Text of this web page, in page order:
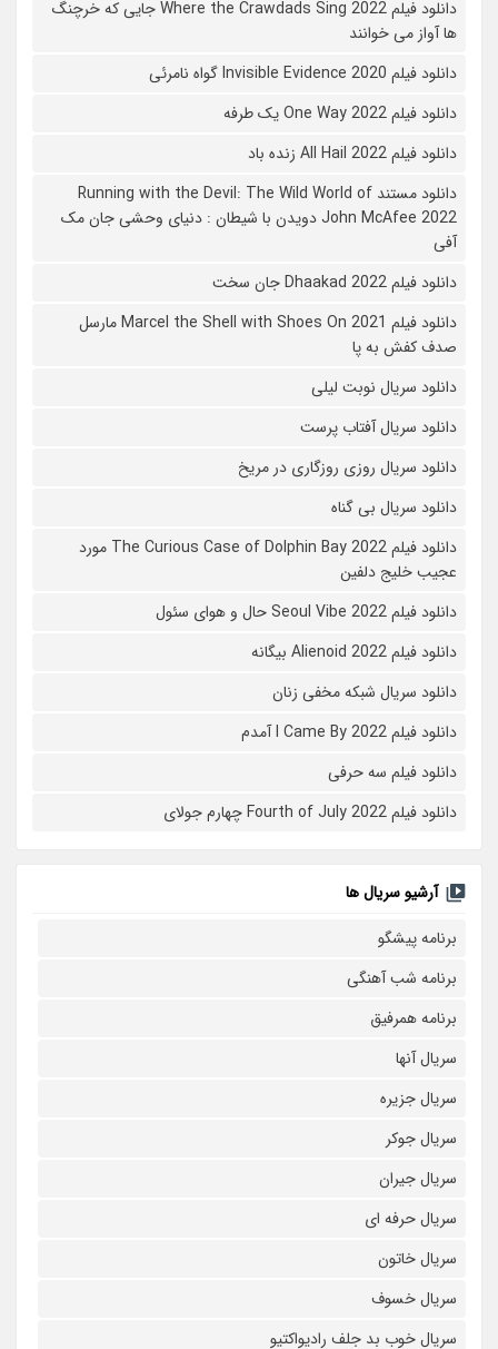
دانلود فیلم Where the Crawdads Sing 2022 جایی که خرچنگ
ها آواز می خوانند
دانلود فیلم 2020 Invisible Evidence گواه نامرئی
دانلود فیلم One Way 2022 یک طرفه
دانلود فیلم All Hail 2022 زنده باد
دانلود مستند Running with the Devil: The Wild World of
John McAfee 2022 دویدن با شیطان : دنیای وحشی جان مک
آفی
دانلود فیلم Dhaakad 2022 جان سخت
دانلود فیلم Marcel the Shell with Shoes On 2021 مارسل
صدف کفش به پا
دانلود سریال نوبت لیلی
دانلود سریال آفتاب پرست
دانلود سریال روزی روزگاری در مریخ
دانلود سریال بی گناه
دانلود فیلم The Curious Case of Dolphin Bay 2022 مورد
عجیب خلیج دلفین
دانلود فیلم Seoul Vibe 2022 حال و هوای سئول
دانلود فیلم Alienoid 2022 بیگانه
دانلود سریال شبکه مخفی زنان
دانلود فیلم I Came By 2022 آمدم
دانلود فیلم سه حرفی
دانلود فیلم Fourth of July 2022 چهارم جولای
آرشیو سریال ها
برنامه پیشگو
برنامه شب آهنگی
برنامه همرفیق
سریال آنها
سریال جزیره
سریال جوکر
سریال جیران
سریال حرفه ای
سریال خاتون
سریال خسوف
سریال خوب بد جلف رادیواکتیو